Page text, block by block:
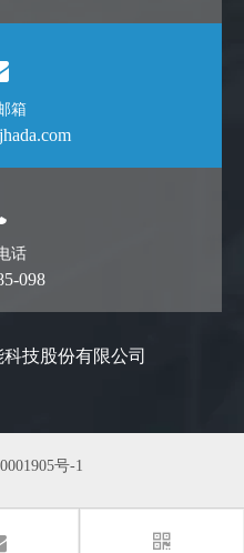
箱
话
098
技股份有限公司
号-1